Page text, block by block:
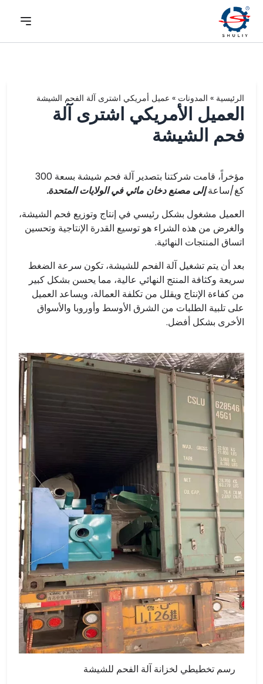
الرئيسية » المدونات » عميل أمريكي اشترى آلة الفحم الشيشة
العميل الأمريكي اشترى آلة
فحم الشيشة
مؤخراً، قامت شركتنا بتصدير آلة فحم شيشة بسعة 300
كغ/ساعةإلى مصنع دخان مائي في الولايات المتحدة.
العميل مشغول بشكل رئيسي في إنتاج وتوزيع فحم الشيشة،
والغرض من هذه الشراء هو توسيع القدرة الإنتاجية وتحسين
اتساق المنتجات النهائية.
بعد أن يتم تشغيل آلة الفحم للشيشة، تكون سرعة الضغط
سريعة وكثافة المنتج النهائي عالية، مما يحسن بشكل كبير
من كفاءة الإنتاج ويقلل من تكلفة العمالة، ويساعد العميل
على تلبية الطلبات من الشرق الأوسط وأوروبا والأسواق
الأخرى بشكل أفضل.
رسم تخطيطي لخزانة آلة الفحم للشيشة